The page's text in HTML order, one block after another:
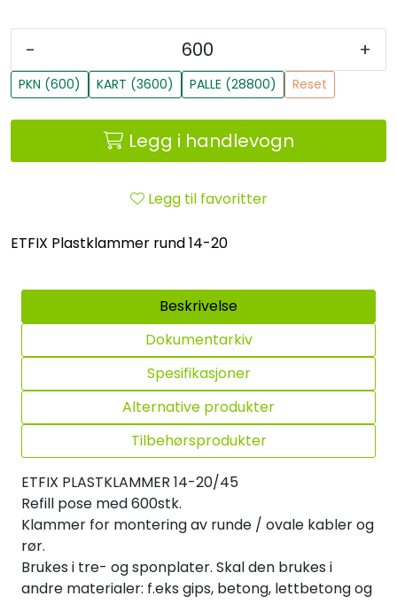
- +
PKN (600) KART (3600) PALLE (28800) Reset
Legg i handlevogn
Legg til favoritter
ETFIX Plastklammer rund 14-20
Beskrivelse
Dokumentarkiv
Spesifikasjoner
Alternative produkter
Tilbehørsprodukter
ETFIX PLASTKLAMMER 14-20/45
Refill pose med 600stk.
Klammer for montering av runde / ovale kabler og
rør.
Brukes i tre- og sponplater. Skal den brukes i
andre materialer: f.eks gips, betong, lettbetong og